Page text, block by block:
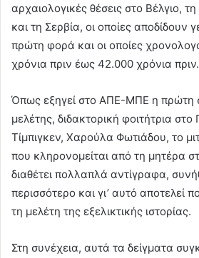
αρχαιολογικές θέσεις στο Βέλγιο,
και τη Σερβία, οι οποίες αποδίδουν
πρώτη φορά και οι οποίες
χρόνια πριν έως 42.000 χρόνια πριν.
Όπως εξηγεί στο ΑΠΕ-ΜΠΕ η πρώτη
μελέτης, διδακτορική φοιτήτρια στο
Τίμπιγκεν, Χαρούλα Φωτιάδου, το
που κληρονομείται από τη μητέρα
διαθέτει πολλαπλά αντίγραφα,
περισσότερο και γι’ αυτό αποτελεί
τη μελέτη της εξελικτικής ιστορίας.
Στη συνέχεια, αυτά τα δείγματα